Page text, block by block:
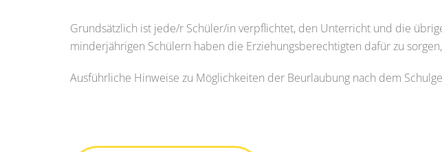
Grundsätzlich ist jede/r Schüler/in verpflichtet, den Unterricht und die
minderjährigen Schülern haben die Erziehungsberechtigten dafür zu
Ausführliche Hinweise zu Möglichkeiten der Beurlaubung nach dem